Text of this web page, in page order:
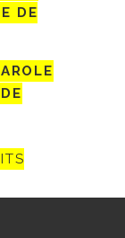
DE